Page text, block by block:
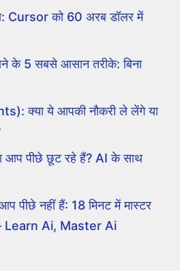
Cursor को 60 अरब डॉलर में
के 5 सबसे आसान तरीके: बिना
क्या ये आपकी नौकरी ले लेंगे या
पीछे छूट रहे हैं? AI के साथ
पीछे नहीं हैं: 18 मिनट में मास्टर
Learn Ai, Master Ai